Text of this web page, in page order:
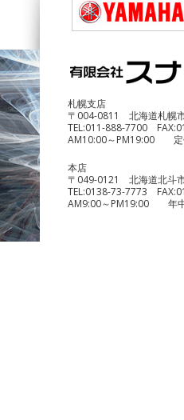
札幌支店
〒004-0811 北海道札幌
TEL:011-888-7700 FAX:
AM10:00～PM19:00
本店
〒049-0121 北海道北斗
TEL:0138-73-7773 FAX:
AM9:00～PM19:00 年